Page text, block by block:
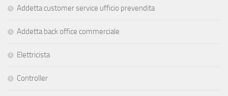
Addetta customer service ufficio prevendita
Addetta back office commerciale
Elettricista
Controller